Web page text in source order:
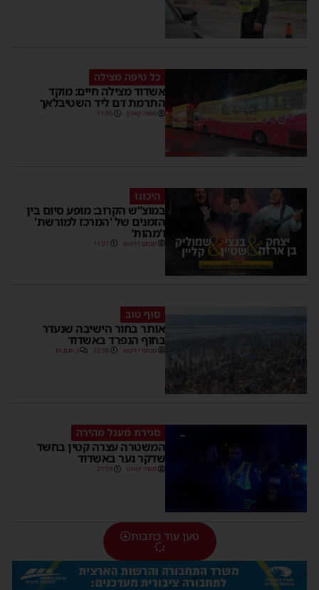
כל טיפה מצילה
אשדוד מצילה חיים: מוקד
התרמת דם ליד השטיבלאך
משה קאהן 11:05
היכונו
במוצ”ש הקרוב: מופע סיום בין
הזמנים של 'המרכז למורשת'
ו'מהות'
מנחם דויטש 11:01
סוף טוב
אותר בחור הישיבה שנעדר
בחוף הנפרד באשדוד
מנחם דויטש 22:08 3 תגובות
סגירת מעגל מהירה
המשטרה עצרה קטין בחשד
שדקר נער באשדוד
משה קאהן 21:59
טען עוד כתבות